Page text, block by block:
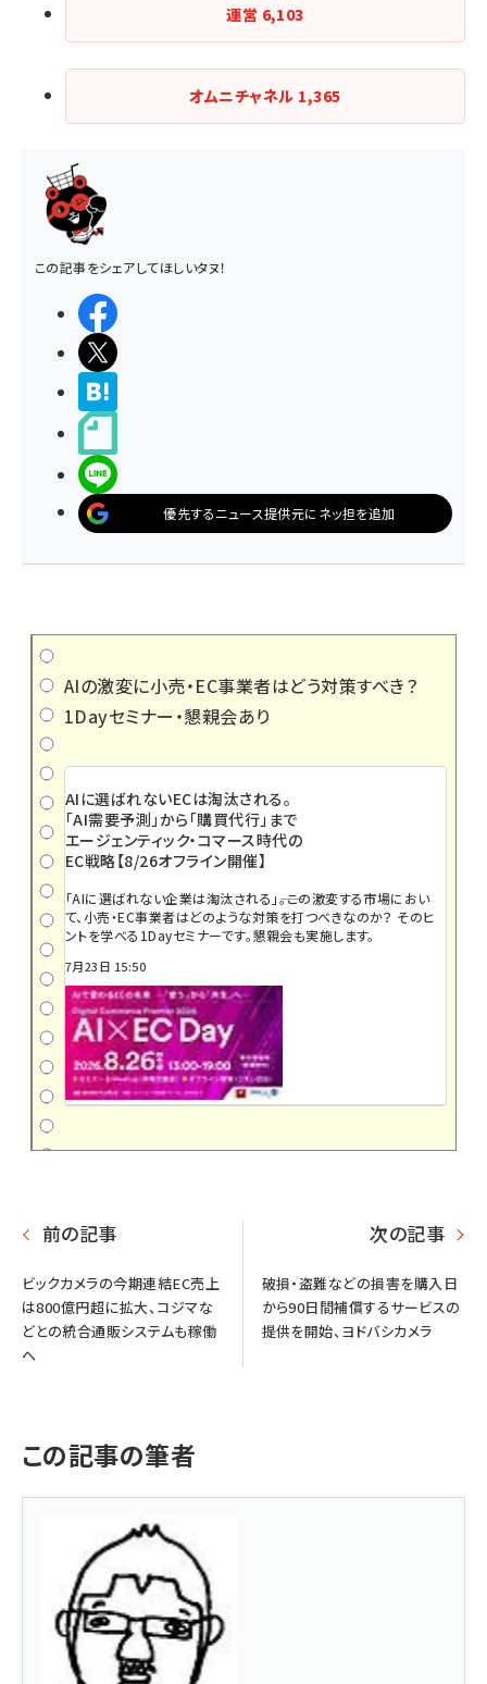
運営 6,103
オムニチャネル 1,365
この記事をシェアしてほしいタヌ！
優先するニュース提供元にネッ担を追加
AIの激変に小売・EC事業者はどう対策すべき？
1Dayセミナー・懇親会あり
AIに選ばれないECは淘汰される。
「AI需要予測」から「購買代行」まで
エージェンティック・コマース時代の
EC戦略【8/26オフライン開催】
「AIに選ばれない企業は淘汰される」――。この激変する市場におい
て、小売・EC事業者はどのような対策を打つべきなのか？ そのヒ
ントを学べる1Dayセミナーです。懇親会も実施します。
7月23日 15:50
前の記事
ビックカメラの今期連結EC売上
は800億円超に拡大、コジマな
どとの統合通販システムも稼働
へ
次の記事
破損・盗難などの損害を購入日
から90日間補償するサービスの
提供を開始、ヨドバシカメラ
この記事の筆者